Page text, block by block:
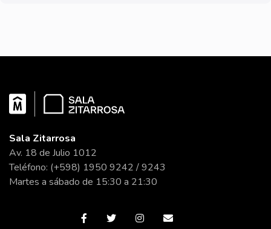
Sala Zitarrosa
Av. 18 de Julio 1012
Teléfono: (+598) 1950 9242 / 9243
Martes a sábado de 15:30 a 21:30